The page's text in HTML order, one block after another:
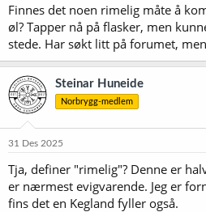
e
r
Finnes det noen rimelig måte å
øl? Tapper nå på flasker, men
stede. Har søkt litt på forumet,
Steinar Huneide
Norbrygg-medlem
31 Des 2025
Tja, definer "rimelig"? Denne er
er nærmest evigvarende. Jeg er
fins det en Kegland fyller også.